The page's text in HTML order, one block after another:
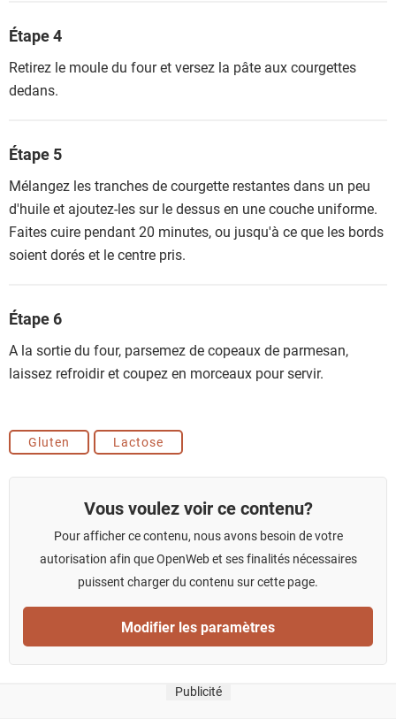
Étape 4
Retirez le moule du four et versez la pâte aux courgettes
dedans.
Étape 5
Mélangez les tranches de courgette restantes dans un peu
d'huile et ajoutez-les sur le dessus en une couche uniforme.
Faites cuire pendant 20 minutes, ou jusqu'à ce que les bords
soient dorés et le centre pris.
Étape 6
A la sortie du four, parsemez de copeaux de parmesan,
laissez refroidir et coupez en morceaux pour servir.
Gluten Lactose
Vous voulez voir ce contenu?
Pour afficher ce contenu, nous avons besoin de votre
autorisation afin que OpenWeb et ses finalités nécessaires
puissent charger du contenu sur cette page.
Modifier les paramètres
Publicité